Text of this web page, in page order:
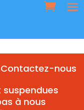
Contactez-nous
à nous